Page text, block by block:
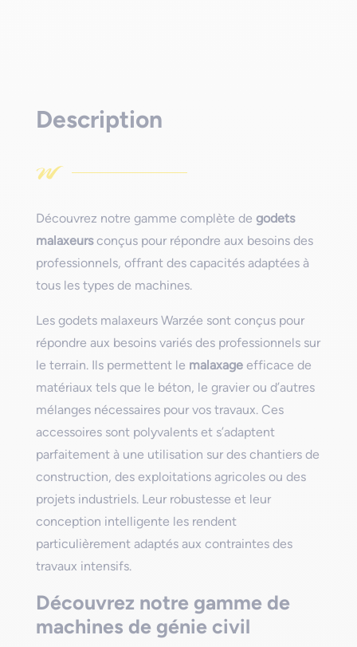
Description
Découvrez notre gamme complète de godets
malaxeursconçus pour répondre aux besoins des
professionnels, offrant des capacités adaptées à
tous les types de machines.
Les godets malaxeurs Warzée sont conçus pour
répondre aux besoins variés des professionnels sur
le terrain. Ils permettent le malaxageefficace de
matériaux tels que le béton, le gravier ou d’autres
mélanges nécessaires pour vos travaux. Ces
accessoires sont polyvalents et s’adaptent
parfaitement à une utilisation sur des chantiers de
construction, des exploitations agricoles ou des
projets industriels. Leur robustesse et leur
conception intelligente les rendent
particulièrement adaptés aux contraintes des
travaux intensifs.
Découvrez notre gamme de
machines de génie civil